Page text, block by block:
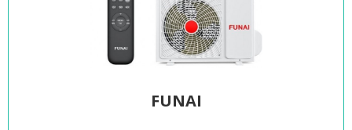
FUNAI